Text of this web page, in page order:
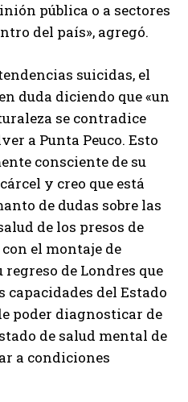
pública o a sectores
del país», agregó.
suicidas, el
duda diciendo que «un
se contradice
a Punta Peuco. Esto
consciente de su
y creo que está
de dudas sobre las
de los presos de
el montaje de
de Londres que
del Estado
poder diagnosticar de
de salud mental de
a condiciones